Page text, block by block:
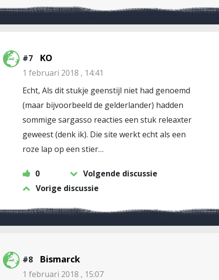
#7 KO
1 februari 2018 , 14:41
Echt, Als dit stukje geenstijl niet had genoemd
(maar bijvoorbeeld de gelderlander) hadden
sommige sargasso reacties een stuk releaxter
geweest (denk ik). Die site werkt echt als een
roze lap op een stier…
0
Volgende discussie
Vorige discussie
#8 Bismarck
1 februari 2018 , 15:07